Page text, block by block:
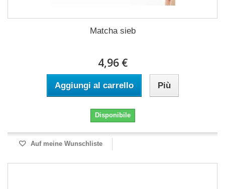
Matcha sieb
4,96 €
Aggiungi al carrello Più
Disponibile
Auf meine Wunschliste